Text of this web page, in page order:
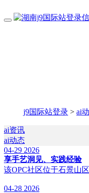
j9国际站登录 > ai
ai资讯
ai动态
04-29 2026
享手艺洞见、实践经验
该OPC社区位于石景山
04-28 2026